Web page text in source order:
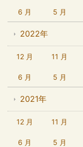
6 月 5 月
2022年
12 月 11 月
6 月 5 月
2021年
12 月 11 月
6 月 5 月